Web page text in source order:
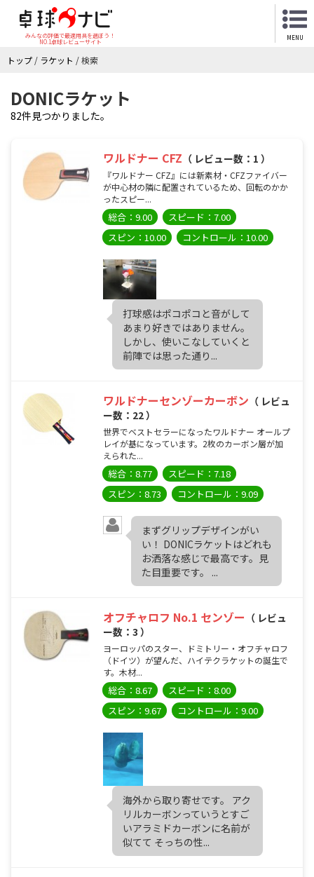
みんなの評価で最適用具を選ぼう！
NO.1卓球レビューサイト
MENU
トップ / ラケット /検索
DONICラケット
82件見つかりました。
ワルドナー CFZ （ レビュー数：1 ）
『ワルドナー CFZ』には新素材・CFZファイバー
が中心材の隣に配置されているため、回転のかか
ったスピー...
総合：9.00
スピード：7.00
スピン：10.00
コントロール：10.00
打球感はポコポコと音がして
あまり好きではありません。
しかし、使いこなしていくと
前陣では思った通り...
ワルドナーセンゾーカーボン （ レビュ
ー数：22 ）
世界でベストセラーになったワルドナー オールプ
レイが基になっています。2枚のカーボン層が加
えられた...
総合：8.77
スピード：7.18
スピン：8.73
コントロール：9.09
まずグリップデザインがい
い！ DONICラケットはどれも
お洒落な感じで最高です。見
た目重要です。 ...
オフチャロフ No.1 センゾー （ レビュ
ー数：3 ）
ヨーロッパのスター、ドミトリー・オフチャロフ
（ドイツ）が望んだ、ハイテクラケットの誕生で
す。木材...
総合：8.67
スピード：8.00
スピン：9.67
コントロール：9.00
海外から取り寄せです。 アク
リルカーボンっていうとすご
いアラミドカーボンに名前が
似てて そっちの性...